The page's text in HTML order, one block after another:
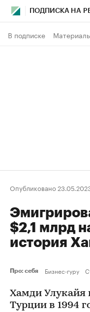
ПОДПИСКА НА
В подписке
Опубликовано
$2,1 млрд
история
Про: себя Бизнес-гуру
Хамди Улукайя
Турции в 1994